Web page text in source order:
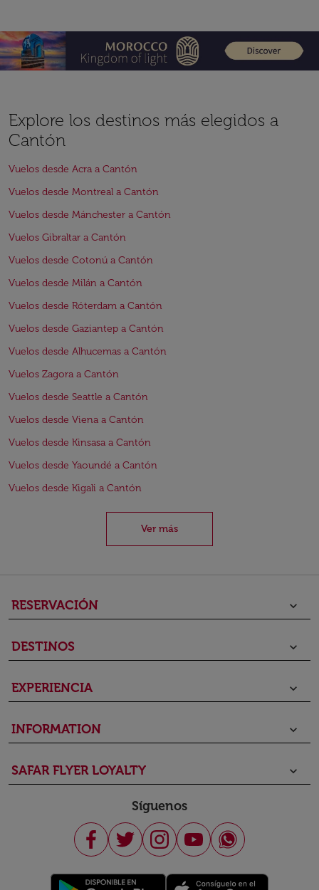
Explore los destinos más elegidos a
Cantón
Vuelos desde Acra a Cantón
Vuelos desde Montreal a Cantón
Vuelos desde Mánchester a Cantón
Vuelos Gibraltar a Cantón
Vuelos desde Cotonú a Cantón
Vuelos desde Milán a Cantón
Vuelos desde Róterdam a Cantón
Vuelos desde Gaziantep a Cantón
Vuelos desde Alhucemas a Cantón
Vuelos Zagora a Cantón
Vuelos desde Seattle a Cantón
Vuelos desde Viena a Cantón
Vuelos desde Kinsasa a Cantón
Vuelos desde Yaoundé a Cantón
Vuelos desde Kigali a Cantón
Ver más
RESERVACIÓN keyboard_arrow_down
DESTINOS keyboard_arrow_down
EXPERIENCIA keyboard_arrow_down
INFORMATION keyboard_arrow_down
SAFAR FLYER LOYALTY keyboard_arrow_down
Síguenos